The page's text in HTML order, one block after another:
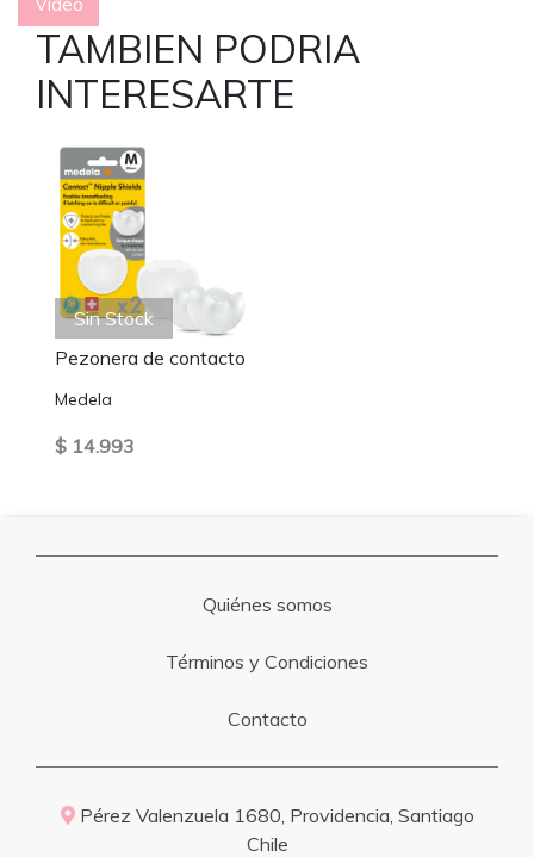
TAMBIEN PODRIA
INTERESARTE
Sin Stock
Pezonera de contacto
Medela
$ 14.993
Quiénes somos
Términos y Condiciones
Contacto
Pérez Valenzuela 1680, Providencia, Santiago
Chile